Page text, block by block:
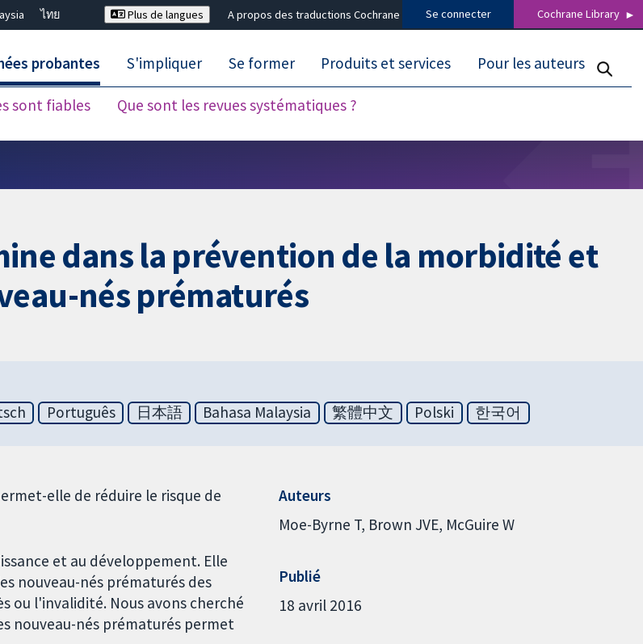
ไทย
Plus de langues A propos des traductions Cochrane Se connecter Cochrane Library
probantes
sont fiables Que sont les revues systématiques ?
S'impliquer Se former Produits et services Pour les auteurs
dans la prévention de la morbidité et
nés prématurés
Português 日本語 Bahasa Malaysia 繁體中文 Polski 한국어
elle de réduire le risque de
et au développement. Elle
nouveau-nés prématurés des
ou l'invalidité. Nous avons cherché
nouveau-nés prématurés permet
Auteurs
Moe-Byrne T Brown JVE McGuire W
Publié
18 avril 2016